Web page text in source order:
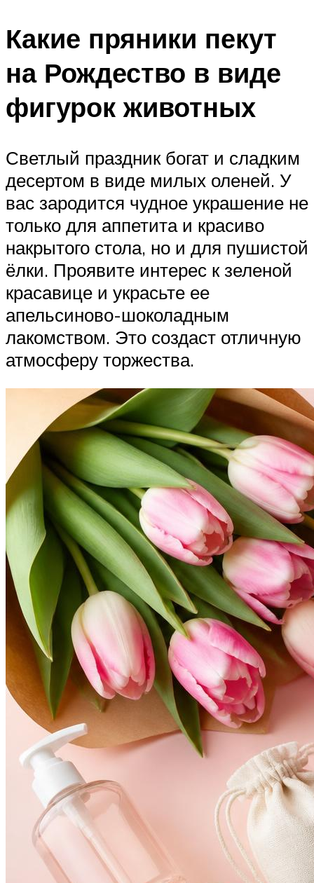
Какие пряники пекут
на Рождество в виде
фигурок животных
Светлый праздник богат и сладким
десертом в виде милых оленей. У
вас зародится чудное украшение не
только для аппетита и красиво
накрытого стола, но и для пушистой
ёлки. Проявите интерес к зеленой
красавице и украсьте ее
апельсиново-шоколадным
лакомством. Это создаст отличную
атмосферу торжества.